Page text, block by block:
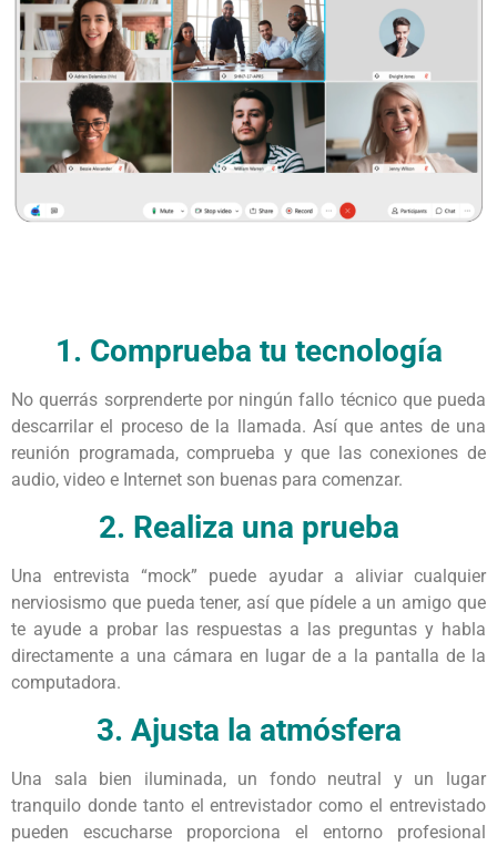
1. Comprueba tu tecnología
No querrás sorprenderte por ningún fallo técnico que pueda
descarrilar el proceso de la llamada. Así que antes de una
reunión programada, comprueba y que las conexiones de
audio, video e Internet son buenas para comenzar.
2. Realiza una prueba
Una entrevista “mock” puede ayudar a aliviar cualquier
nerviosismo que pueda tener, así que pídele a un amigo que
te ayude a probar las respuestas a las preguntas y habla
directamente a una cámara en lugar de a la pantalla de la
computadora.
3. Ajusta la atmósfera
Una sala bien iluminada, un fondo neutral y un lugar
tranquilo donde tanto el entrevistador como el entrevistado
pueden escucharse proporciona el entorno profesional